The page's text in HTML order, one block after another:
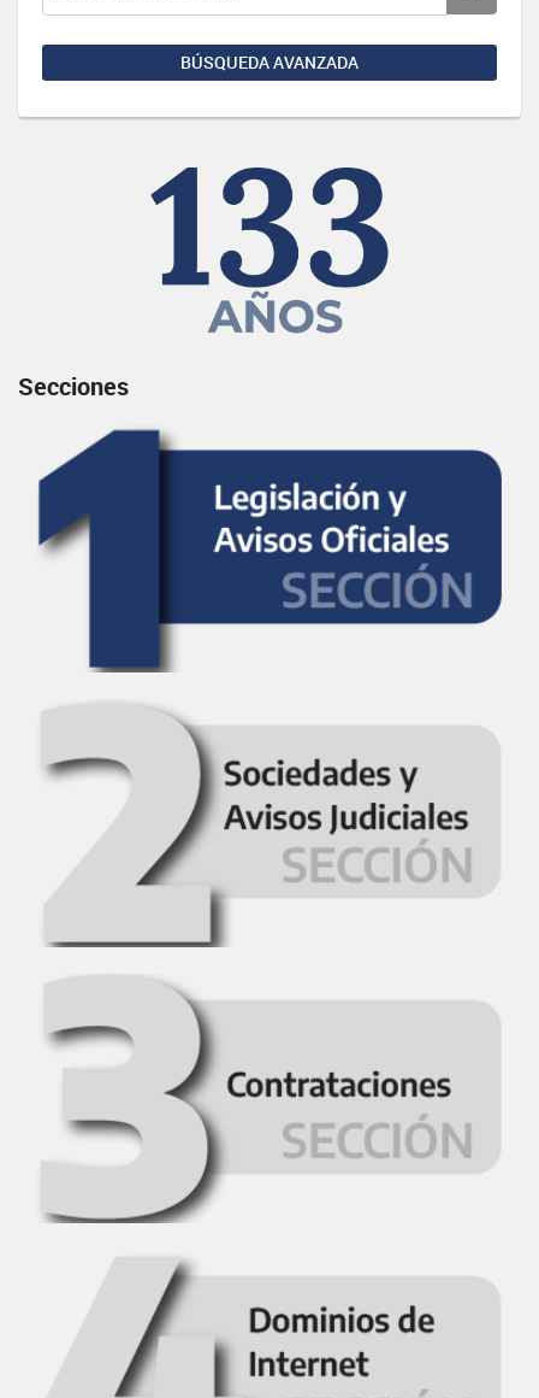
BÚSQUEDA AVANZADA
Secciones